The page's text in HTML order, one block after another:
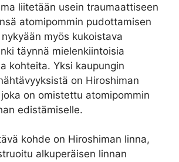
liitetään usein traumaattiseen
atomipommin pudottamisen
myös kukoistava
täynnä mielenkiintoisia
kohteita. Yksi kaupungin
on Hiroshiman
on omistettu atomipommin
edistämiselle.
kohde on Hiroshiman linna,
alkuperäisen linnan